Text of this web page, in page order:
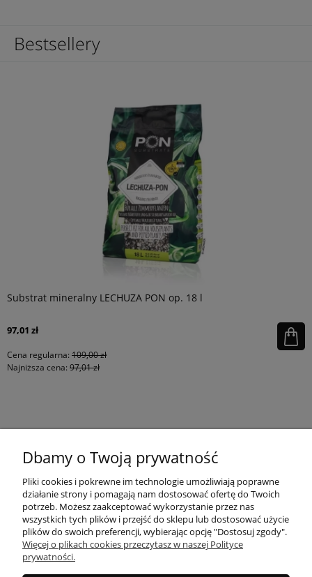
Bestsellery
Substrat mineralny LECHUZA PON op. 18 l
97,01 zł
Cena regularna: 109,00 zł
Najniższa cena: 97,01 zł
MOJE KONTO
PŁATNOŚCI I DOSTAWA
Dbamy o Twoją prywatność
Pliki cookies i pokrewne im technologie umożliwiają poprawne
działanie strony i pomagają nam dostosować ofertę do Twoich
potrzeb. Możesz zaakceptować wykorzystanie przez nas
wszystkich tych plików i przejść do sklepu lub dostosować użycie
plików do swoich preferencji, wybierając opcję "Dostosuj zgody".
Więcej o plikach cookies przeczytasz w naszej Polityce
prywatności.